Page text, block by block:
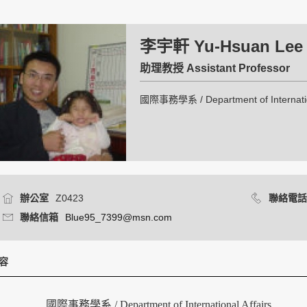
李宇軒 Yu-Hsuan Lee
助理教授 Assistant Professor
國際事務學系 / Department of
辦公室 Z0423 聯絡電話
聯絡信箱
Blue95_7399@msn.com
國際事務學系 / Department of International Affairs